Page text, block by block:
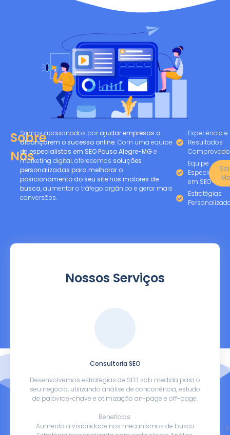
Sobre
Nós
Somos apaixonados porajudar empresas a
alcançarem o sucesso online. Com uma equipe
deespecialistas em SEO Pouso Alegre-MGe
marketing digital, oferecemos soluções
personalizadas para melhorar o
posicionamento do seu site nos motores de
busca,aumentar o tráfego orgânico e gerar mais
conversões.
Experiência e
Resultados
Equipe
Especializada
em SEO
Estratégias
Nossos Serviços
Consultoria SEO
Desenvolvemos estratégias de SEO sob medida para o
seu negócio, utilizando análise de concorrência, estudo
de palavras-chave e otimização on-page e off-page.
Benefícios:
Aumenta a visibilidade nos mecanismos de busca